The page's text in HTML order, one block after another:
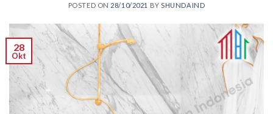
POSTED ON 28/10/2021 BY SHUNDAIND
28
Okt